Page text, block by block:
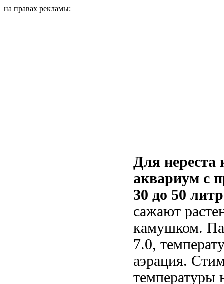
на правах рекламы:
Для нереста
аквариум с
30 до 50
сажают
камушком.
7.0,
аэрация.
температуры